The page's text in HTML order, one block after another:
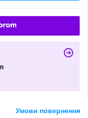
Умови повернення